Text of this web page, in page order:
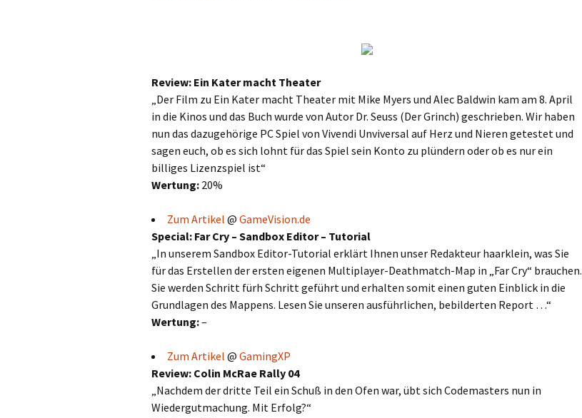
Review: Ein Kater macht Theater
„Der Film zu Ein Kater macht Theater mit Mike Myers und Alec Baldwin kam am 8. April
in die Kinos und das Buch wurde von Autor Dr. Seuss (Der Grinch) geschrieben. Wir haben
nun das dazugehörige PC Spiel von Vivendi Unviversal auf Herz und Nieren getestet und
sagen euch, ob es sich lohnt für das Spiel sein Konto zu plündern oder ob es nur ein
billiges Lizenzspiel ist“
Wertung: 20%
Zum Artikel @ GameVision.de
Special: Far Cry – Sandbox Editor – Tutorial
„In unserem Sandbox Editor-Tutorial erklärt Ihnen unser Redakteur haarklein, was Sie
für das Erstellen der ersten eigenen Multiplayer-Deathmatch-Map in „Far Cry“ brauchen.
Sie werden Schritt fürh Schritt geführt und erhalten somit einen guten Einblick in die
Grundlagen des Mappens. Lesen Sie unseren ausführlichen, bebilderten Report …“
Wertung:–
Zum Artikel @ GamingXP
Review: Colin McRae Rally 04
„Nachdem der dritte Teil ein Schuß in den Ofen war, übt sich Codemasters nun in
Wiedergutmachung. Mit Erfolg?“